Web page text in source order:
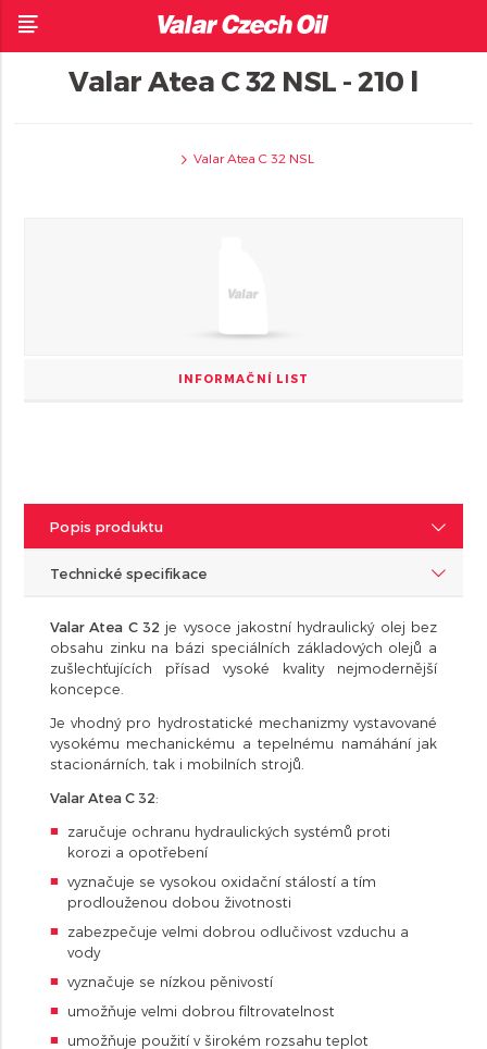
Valar Atea C 32 NSL - 210 l
Valar Atea C 32 NSL
INFORMAČNÍ LIST
Popis produktu
Technické specifikace
Valar Atea C 32 je vysoce jakostní hydraulický olej bez
obsahu zinku na bázi speciálních základových olejů a
zušlechťujících přísad vysoké kvality nejmodernější
koncepce.
Je vhodný pro hydrostatické mechanizmy vystavované
vysokému mechanickému a tepelnému namáhání jak
stacionárních, tak i mobilních strojů.
Valar Atea C 32:
zaručuje ochranu hydraulických systémů proti
korozi a opotřebení
vyznačuje se vysokou oxidační stálostí a tím
prodlouženou dobou životnosti
zabezpečuje velmi dobrou odlučivost vzduchu a
vody
vyznačuje se nízkou pěnivostí
umožňuje velmi dobrou filtrovatelnost
umožňuje použití v širokém rozsahu teplot